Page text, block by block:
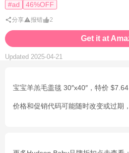
#ad 46%OFF
分享 报错 2
Get it at
Updated 2025-04-21
宝宝羊羔毛盖毯 30″x40″，特价
价格和促销代码可能随时改变或过期